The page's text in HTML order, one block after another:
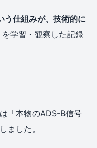
う仕組みが、技術的に
を学習・観察した記録
「本物のADS-B信号
ました。